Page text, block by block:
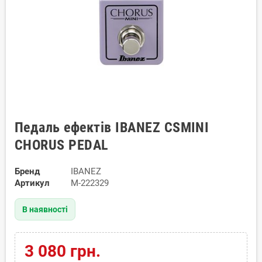
Педаль ефектів IBANEZ CSMINI
CHORUS PEDAL
Бренд
IBANEZ
Артикул
M-222329
В наявності
3 080 грн.